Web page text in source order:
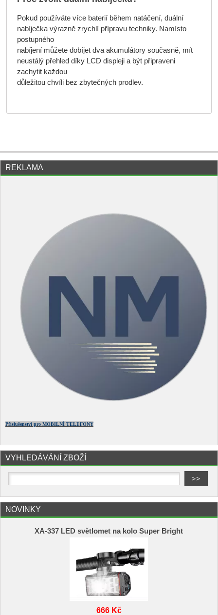
Pokud používáte více baterií během natáčení, duální
nabíječka výrazně zrychlí přípravu techniky. Namísto
postupného
nabíjení můžete dobíjet dva akumulátory současně, mít
neustálý přehled díky LCD displeji a být připraveni
zachytit každou
důležitou chvíli bez zbytečných prodlev.
REKLAMA
Příslušenství pro MOBILNÍ TELEFONY
VYHLEDÁVÁNÍ ZBOŽÍ
NOVINKY
XA-337 LED světlomet na kolo Super Bright
666 Kč